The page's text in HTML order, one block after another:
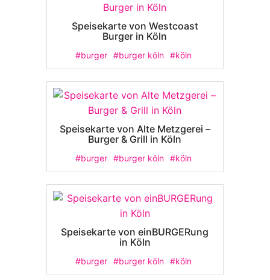
Speisekarte von Westcoast
Burger in Köln
#burger #burger köln #köln
Speisekarte von Alte Metzgerei –
Burger & Grill in Köln
#burger #burger köln #köln
Speisekarte von einBURGERung
in Köln
#burger #burger köln #köln